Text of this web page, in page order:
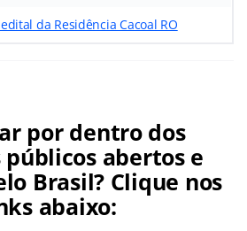
da Residência Cacoal RO
por dentro dos
públicos abertos e
Brasil? Clique nos
abaixo: